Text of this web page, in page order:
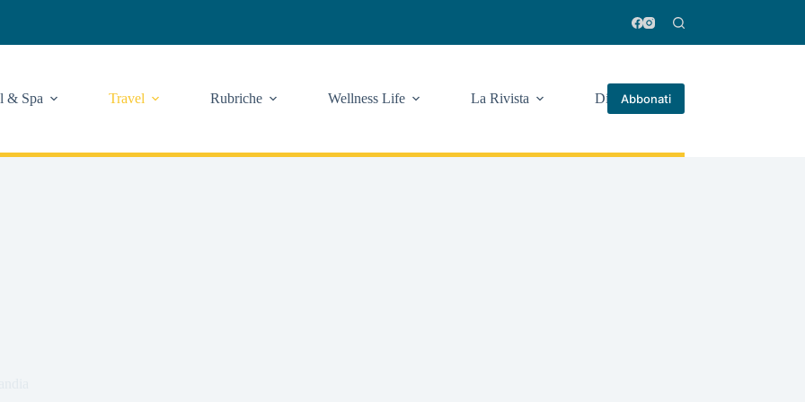
& Spa Travel Rubriche Wellness Life La Rivista Di piùAbbonati